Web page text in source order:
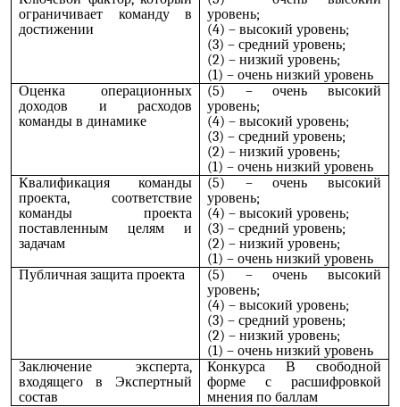
ограничивает команду в
достижении
уровень;
(4) – высокий уровень;
(3) – средний уровень;
(2) – низкий уровень;
(1) – очень низкий уровень
Оценка операционных
доходов и расходов
команды в динамике
(5) – очень высокий
уровень;
(4) – высокий уровень;
(3) – средний уровень;
(2) – низкий уровень;
(1) – очень низкий уровень
Квалификация команды
проекта, соответствие
команды проекта
поставленным целям и
задачам
(5) – очень высокий
уровень;
(4) – высокий уровень;
(3) – средний уровень;
(2) – низкий уровень;
(1) – очень низкий уровень
Публичная защита проекта
(5) – очень высокий
уровень;
(4) – высокий уровень;
(3) – средний уровень;
(2) – низкий уровень;
(1) – очень низкий уровень
Заключение эксперта,
входящего в Экспертный
состав
Конкурса В свободной
форме с расшифровкой
мнения по баллам